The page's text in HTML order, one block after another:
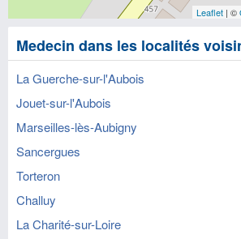
Leaflet | ©
Medecin dans les localités
La Guerche-sur-l'Aubois
Jouet-sur-l'Aubois
Marseilles-lès-Aubigny
Sancergues
Torteron
Challuy
La Charité-sur-Loire